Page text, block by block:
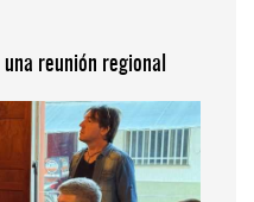
reunión regional